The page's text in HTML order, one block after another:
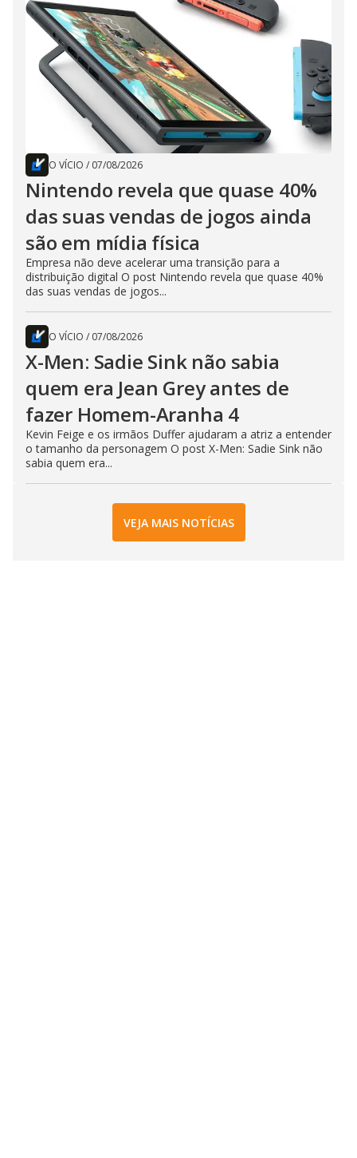
O VÍCIO / 07/08/2026
Nintendo revela que quase 40%
das suas vendas de jogos ainda
são em mídia física
Empresa não deve acelerar uma transição para a
distribuição digital O post Nintendo revela que quase 40%
das suas vendas de jogos...
O VÍCIO / 07/08/2026
X-Men: Sadie Sink não sabia
quem era Jean Grey antes de
fazer Homem-Aranha 4
Kevin Feige e os irmãos Duffer ajudaram a atriz a entender
o tamanho da personagem O post X-Men: Sadie Sink não
sabia quem era...
VEJA MAIS NOTÍCIAS